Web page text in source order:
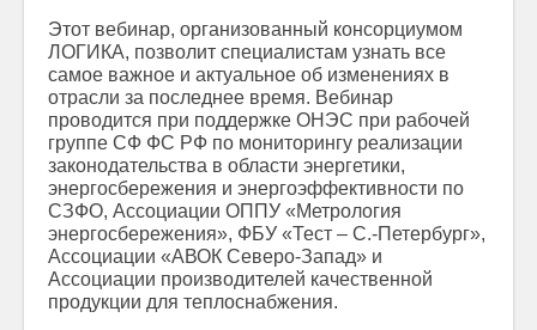
Этот вебинар, организованный консорциумом
ЛОГИКА, позволит специалистам узнать все
самое важное и актуальное об изменениях в
отрасли за последнее время. Вебинар
проводится при поддержке ОНЭС при рабочей
группе СФ ФС РФ по мониторингу реализации
законодательства в области энергетики,
энергосбережения и энергоэффективности по
СЗФО, Ассоциации ОППУ «Метрология
энергосбережения», ФБУ «Тест – С.-Петербург»,
Ассоциации «АВОК Северо-Запад» и
Ассоциации производителей качественной
продукции для теплоснабжения.